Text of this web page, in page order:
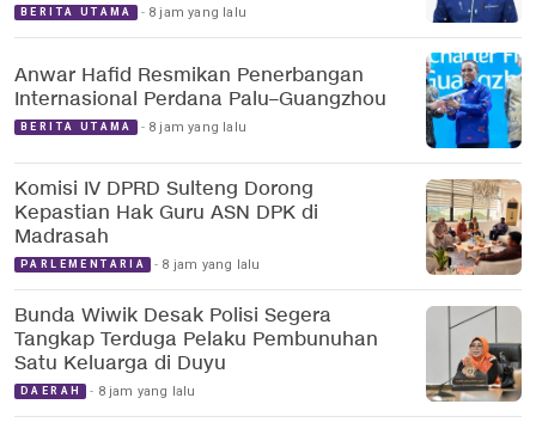
BERITA UTAMA 8 jam yang lalu
Anwar Hafid Resmikan Penerbangan
Internasional Perdana Palu–Guangzhou
BERITA UTAMA 8 jam yang lalu
Komisi IV DPRD Sulteng Dorong
Kepastian Hak Guru ASN DPK di
Madrasah
PARLEMENTARIA 8 jam yang lalu
Bunda Wiwik Desak Polisi Segera
Tangkap Terduga Pelaku Pembunuhan
Satu Keluarga di Duyu
DAERAH 8 jam yang lalu